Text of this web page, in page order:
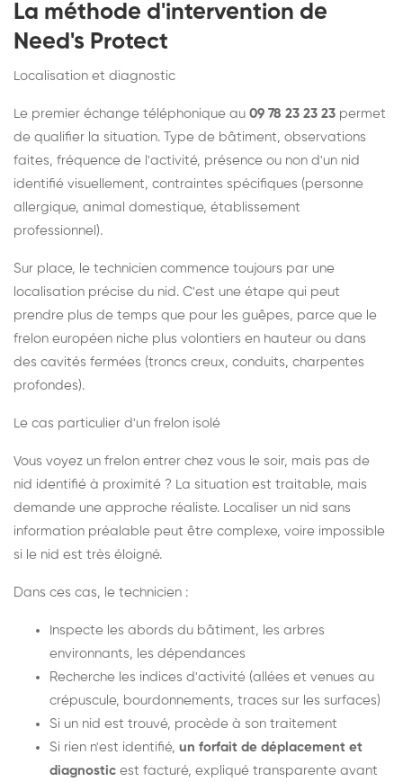
La méthode d'intervention de
Need's Protect
Localisation et diagnostic
Le premier échange téléphonique au 09 78 23 23 23 permet
de qualifier la situation. Type de bâtiment, observations
faites, fréquence de l'activité, présence ou non d'un nid
identifié visuellement, contraintes spécifiques (personne
allergique, animal domestique, établissement
professionnel).
Sur place, le technicien commence toujours par une
localisation précise du nid. C'est une étape qui peut
prendre plus de temps que pour les guêpes, parce que le
frelon européen niche plus volontiers en hauteur ou dans
des cavités fermées (troncs creux, conduits, charpentes
profondes).
Le cas particulier d'un frelon isolé
Vous voyez un frelon entrer chez vous le soir, mais pas de
nid identifié à proximité ? La situation est traitable, mais
demande une approche réaliste. Localiser un nid sans
information préalable peut être complexe, voire impossible
si le nid est très éloigné.
Dans ces cas, le technicien :
Inspecte les abords du bâtiment, les arbres
environnants, les dépendances
Recherche les indices d'activité (allées et venues au
crépuscule, bourdonnements, traces sur les surfaces)
Si un nid est trouvé, procède à son traitement
Si rien n'est identifié, un forfait de déplacement et
diagnostic est facturé, expliqué transparente avant